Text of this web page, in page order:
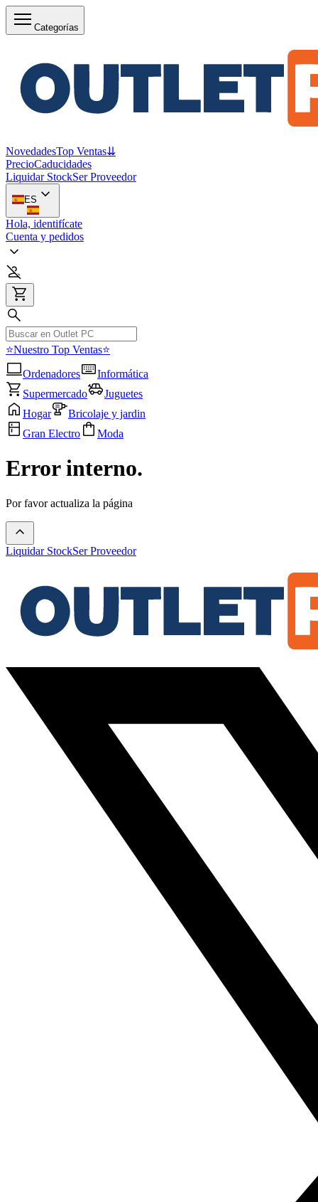
Categorías
NovedadesTop Ventas⇊
PrecioCaducidades
Liquidar StockSer Proveedor
ES
Hola, identifícate
Cuenta y pedidos
⭐Nuestro Top Ventas⭐
Ordenadores
Informática
Supermercado
Juguetes
Hogar
Bricolaje y jardin
Gran Electro
Moda
Error interno.
Por favor actualiza la página
Liquidar StockSer Proveedor